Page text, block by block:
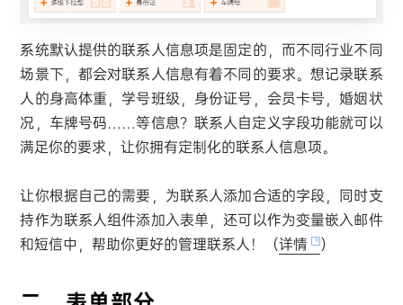
系统默认提供的联系人信息项是固定的，而不同行业不同
场景下，都会对联系人信息有着不同的要求。想记录联系
人的身高体重，学号班级，身份证号，会员卡号，婚姻状
况，车牌号码……等信息？联系人自定义字段功能就可以
满足你的要求，让你拥有定制化的联系人信息项。
让你根据自己的需要，为联系人添加合适的字段，同时支
持作为联系人组件添加入表单，还可以作为变量嵌入邮件
和短信中，帮助你更好的管理联系人！（详情 ）